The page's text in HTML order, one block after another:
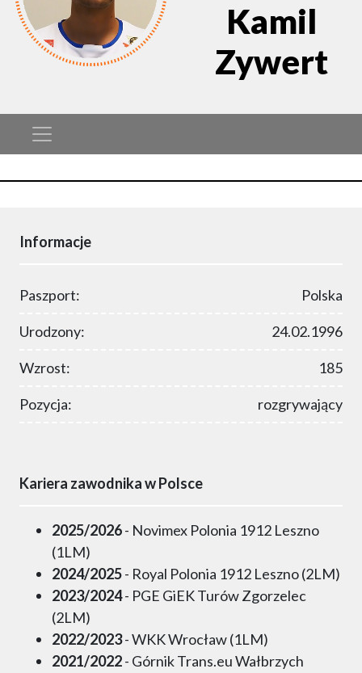
Kamil
Zywert
Informacje
Paszport: Polska
Urodzony: 24.02.1996
Wzrost: 185
Pozycja: rozgrywający
Kariera zawodnika w Polsce
2025/2026- Novimex Polonia 1912 Leszno
(1LM)
2024/2025- Royal Polonia 1912 Leszno (2LM)
2023/2024- PGE GiEK Turów Zgorzelec
(2LM)
2022/2023- WKK Wrocław (1LM)
2021/2022- Górnik Trans.eu Wałbrzych